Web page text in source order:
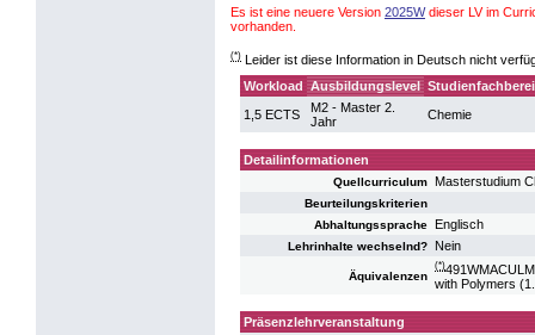
Es ist eine neuere Version 2025Wdieser LV im
vorhanden.
(*) Leider ist diese Information in Deutsch nicht
Workload Ausbildungslevel
1,5 ECTS
M2 - Master 2.
Jahr
Chemie
Detailinformationen
Quellcurriculum Masterstudium
Beurteilungskriterien
Abhaltungssprache Englisch
Lehrinhalte wechselnd? Nein
Äquivalenzen
(*)
with Polymers
Präsenzlehrveranstaltung